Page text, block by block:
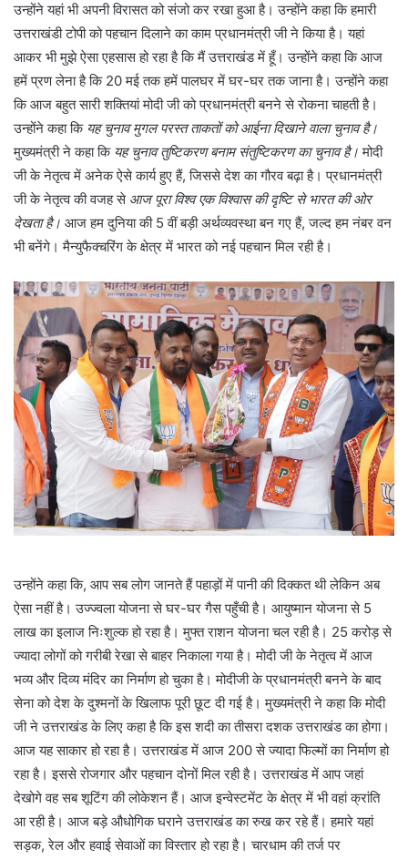
उन्होंने यहां भी अपनी विरासत को संजो कर रखा हुआ है। उन्होंने कहा कि हमारी
उत्तराखंडी टोपी को पहचान दिलाने का काम प्रधानमंत्री जी ने किया है। यहां
आकर भी मुझे ऐसा एहसास हो रहा है कि मैं उत्तराखंड में हूँ। उन्होंने कहा कि आज
हमें प्रण लेना है कि 20 मई तक हमें पालघर में घर-घर तक जाना है। उन्होंने कहा
कि आज बहुत सारी शक्तियां मोदी जी को प्रधानमंत्री बनने से रोकना चाहती है।
उन्होंने कहा कि यह चुनाव मुगल परस्त ताकतों को आईना दिखाने वाला चुनाव है।
मुख्यमंत्री ने कहा कि यह चुनाव तुष्टिकरण बनाम संतुष्टिकरण का चुनाव है। मोदी
जी के नेतृत्व में अनेक ऐसे कार्य हुए हैं, जिससे देश का गौरव बढ़ा है। प्रधानमंत्री
जी के नेतृत्व की वजह से आज पूरा विश्व एक विश्वास की दृष्टि से भारत की ओर
देखता है। आज हम दुनिया की 5 वीं बड़ी अर्थव्यवस्था बन गए हैं, जल्द हम नंबर वन
भी बनेंगे। मैन्युफैक्चरिंग के क्षेत्र में भारत को नई पहचान मिल रही है।
उन्होंने कहा कि, आप सब लोग जानते हैं पहाड़ों में पानी की दिक्कत थी लेकिन अब
ऐसा नहीं है। उज्ज्वला योजना से घर-घर गैस पहुँची है। आयुष्मान योजना से 5
लाख का इलाज निःशुल्क हो रहा है। मुफ्त राशन योजना चल रही है। 25 करोड़ से
ज्यादा लोगों को गरीबी रेखा से बाहर निकाला गया है। मोदी जी के नेतृत्व में आज
भव्य और दिव्य मंदिर का निर्माण हो चुका है। मोदीजी के प्रधानमंत्री बनने के बाद
सेना को देश के दुश्मनों के खिलाफ पूरी छूट दी गई है। मुख्यमंत्री ने कहा कि मोदी
जी ने उत्तराखंड के लिए कहा है कि इस शदी का तीसरा दशक उत्तराखंड का होगा।
आज यह साकार हो रहा है। उत्तराखंड में आज 200 से ज्यादा फिल्मों का निर्माण हो
रहा है। इससे रोजगार और पहचान दोनों मिल रही है। उत्तराखंड में आप जहां
देखोगे वह सब शूटिंग की लोकेशन हैं। आज इन्वेस्टमेंट के क्षेत्र में भी वहां क्रांति
आ रही है। आज बड़े औधोगिक घराने उत्तराखंड का रुख कर रहे हैं। हमारे यहां
सड़क, रेल और हवाई सेवाओं का विस्तार हो रहा है। चारधाम की तर्ज पर